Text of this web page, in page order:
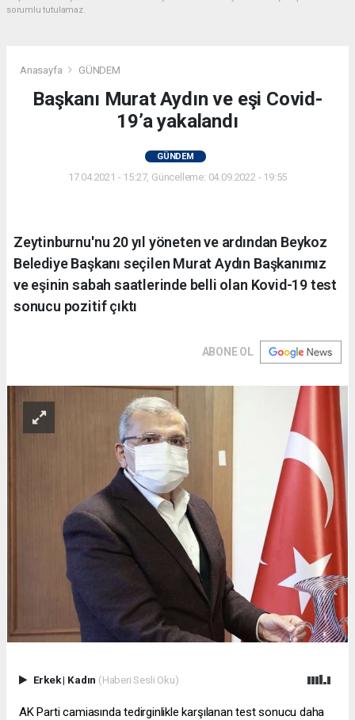
sorumlu tutulamaz.
Anasayfa GÜNDEM
Başkanı Murat Aydın ve eşi Covid-
19’a yakalandı
GÜNDEM
17.04.2021 - 15:27, Güncelleme: 04.09.2022 - 19:55
Zeytinburnu'nu 20 yıl yöneten ve ardından Beykoz
Belediye Başkanı seçilen Murat Aydın Başkanımız
ve eşinin sabah saatlerinde belli olan Kovid-19 test
sonucu pozitif çıktı
ABONE OL
Erkek| Kadın (Haberi Sesli Oku)
AK Parti camiasında tedirginlikle karşılanan test sonucu daha